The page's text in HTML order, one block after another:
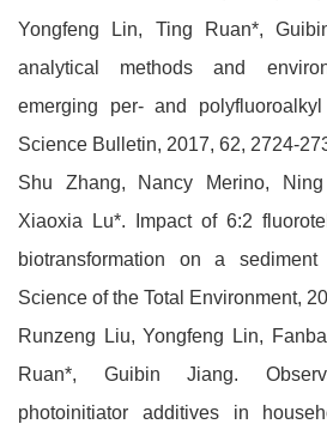
Yongfeng Lin, Ting Ruan*,
analytical methods and
emerging per- and
Science Bulletin, 2017, 62, 2724-
Shu Zhang, Nancy Merino,
Xiaoxia Lu*. Impact of 6:2
biotransformation on a sediment
Science of the Total Environment,
Runzeng Liu, Yongfeng Lin,
Ruan*, Guibin Jiang.
photoinitiator additives in